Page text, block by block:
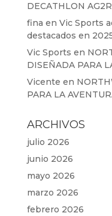
DECATHLON
fina en Vic Sports
destacados en
Vic Sports en
DISEÑADA PARA
Vicente en
PARA LA
ARCHIVOS
julio 2026
junio 2026
mayo 2026
marzo 2026
febrero 2026